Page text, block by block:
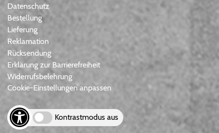
Datenschutz
Bestellung
Lieferung
Reklamation
Rücksendung
Erklärung zur Barrierefreiheit
Widerrufsbelehrung
Cookie-Einstellungen anpassen
Kontrastmodus aus